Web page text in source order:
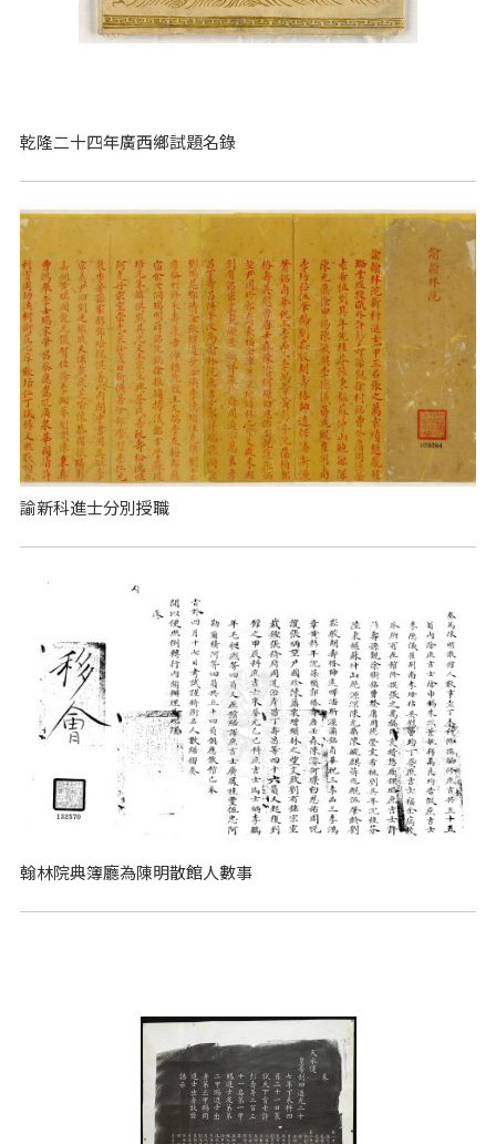
乾隆二十四年廣西鄉試題名錄
諭新科進士分別授職
翰林院典簿廳為陳明散館人數事